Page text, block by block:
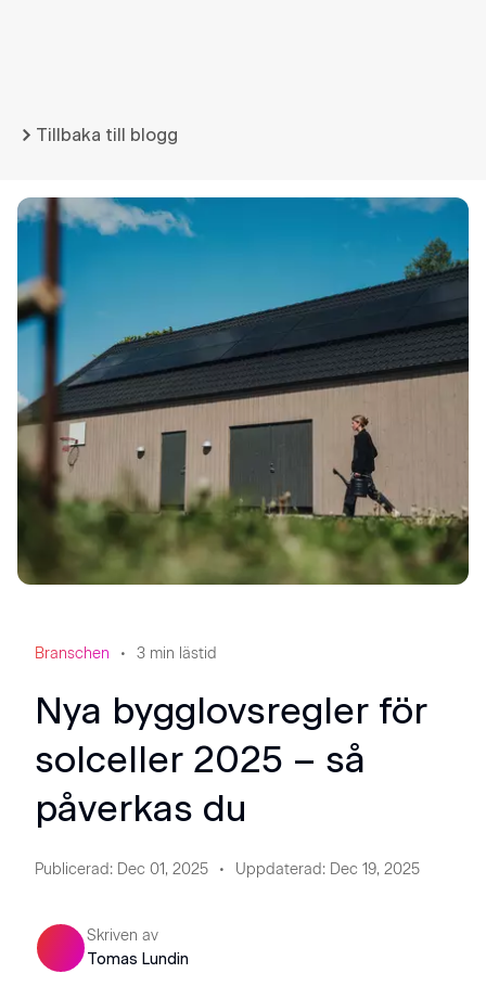
Tillbaka till blogg
Branschen 3 min lästid
Nya bygglovsregler för
solceller 2025 – så
påverkas du
Publicerad: Dec 01, 2025 Uppdaterad: Dec 19, 2025
Skriven av
Tomas Lundin